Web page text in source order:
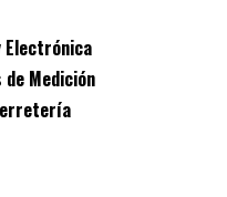
Electrónica
Medición